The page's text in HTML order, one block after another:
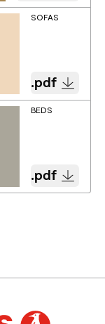
SOFAS
.pdf
BEDS
.pdf